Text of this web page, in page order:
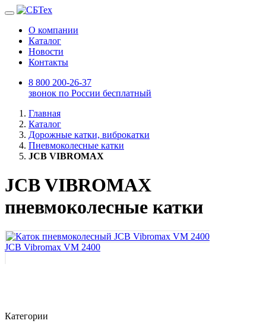
О компании
Каталог
Новости
Контакты
8 800 200-26-37
звонок по России бесплатный
Главная
Каталог
Дорожные катки, виброкатки
Пневмоколесные катки
JCB VIBROMAX
JCB VIBROMAX
пневмоколесные катки
JCB Vibromax VM 2400
Категории